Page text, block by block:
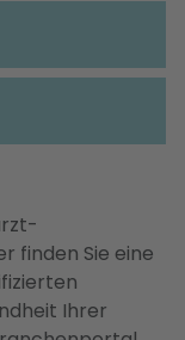
finden Sie eine
Ihrer